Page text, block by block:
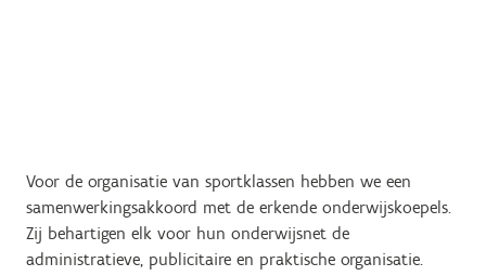
Voor de organisatie van sportklassen hebben we een
samenwerkingsakkoord met de erkende onderwijskoepels.
Zij behartigen elk voor hun onderwijsnet de
administratieve, publicitaire en praktische organisatie.